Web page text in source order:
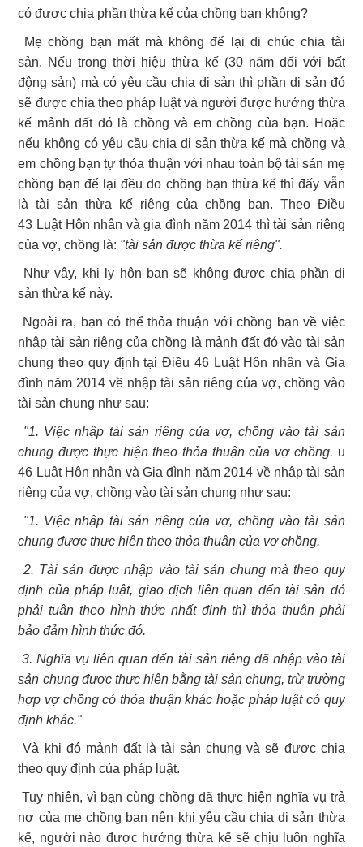
có được chia phần thừa kế của chồng bạn không?
Mẹ chồng bạn mất mà không để lại di chúc chia tài
sản. Nếu trong thời hiệu thừa kế (30 năm đối với bất
động sản) mà có yêu cầu chia di sản thì phần di sản đó
sẽ được chia theo pháp luật và người được hưởng thừa
kế mảnh đất đó là chồng và em chồng của bạn. Hoặc
nếu không có yêu cầu chia di sản thừa kế mà chồng và
em chồng bạn tự thỏa thuận với nhau toàn bộ tài sản mẹ
chồng bạn để lại đều do chồng bạn thừa kế thì đấy vẫn
là tài sản thừa kế riêng của chồng bạn. Theo Điều
43 Luật Hôn nhân và gia đình năm 2014 thì tài sản riêng
của vợ, chồng là: "tài sản được thừa kế riêng".
Như vậy, khi ly hôn bạn sẽ không được chia phần di
sản thừa kế này.
Ngoài ra, bạn có thể thỏa thuận với chồng bạn về việc
nhập tài sản riêng của chồng là mảnh đất đó vào tài sản
chung theo quy định tại Điều 46 Luật Hôn nhân và Gia
đình năm 2014 về nhập tài sản riêng của vợ, chồng vào
tài sản chung như sau:
"1. Việc nhập tài sản riêng của vợ, chồng vào tài sản
chung được thực hiện theo thỏa thuận của vợ chồng. u
46 Luật Hôn nhân và Gia đình năm 2014 về nhập tài sản
riêng của vợ, chồng vào tài sản chung như sau:
"1. Việc nhập tài sản riêng của vợ, chồng vào tài sản
chung được thực hiện theo thỏa thuận của vợ chồng.
2. Tài sản được nhập vào tài sản chung mà theo quy
định của pháp luật, giao dịch liên quan đến tài sản đó
phải tuân theo hình thức nhất định thì thỏa thuận phải
bảo đảm hình thức đó.
3. Nghĩa vụ liên quan đến tài sản riêng đã nhập vào tài
sản chung được thực hiện bằng tài sản chung, trừ trường
hợp vợ chồng có thỏa thuận khác hoặc pháp luật có quy
định khác."
Và khi đó mảnh đất là tài sản chung và sẽ được chia
theo quy định của pháp luật.
Tuy nhiên, vì bạn cùng chồng đã thực hiện nghĩa vụ trả
nợ của mẹ chồng bạn nên khi yêu cầu chia di sản thừa
kế, người nào được hưởng thừa kế sẽ chịu luôn nghĩa